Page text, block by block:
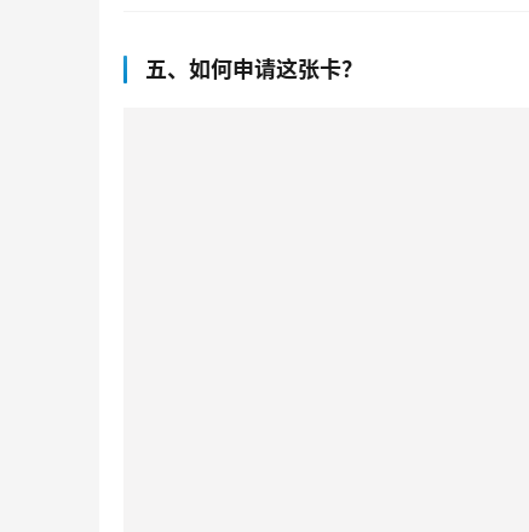
五、如何申请这张卡？